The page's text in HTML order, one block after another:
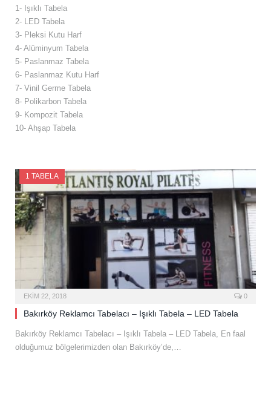
1- Işıklı Tabela
2- LED Tabela
3- Pleksi Kutu Harf
4- Alüminyum Tabela
5- Paslanmaz Tabela
6- Paslanmaz Kutu Harf
7- Vinil Germe Tabela
8- Polikarbon Tabela
9- Kompozit Tabela
10- Ahşap Tabela
1 TABELA
EKIM 22, 2018 0
Bakırköy Reklamcı Tabelacı – Işıklı Tabela – LED Tabela
Bakırköy Reklamcı Tabelacı – Işıklı Tabela – LED Tabela, En faal
olduğumuz bölgelerimizden olan Bakırköy’de,…